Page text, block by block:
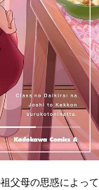
父母の思惑によって